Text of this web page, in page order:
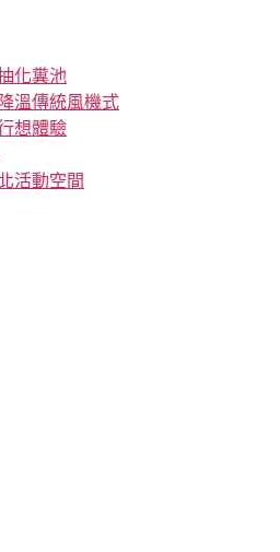
化糞池
溫傳統風機式
想體驗
活動空間